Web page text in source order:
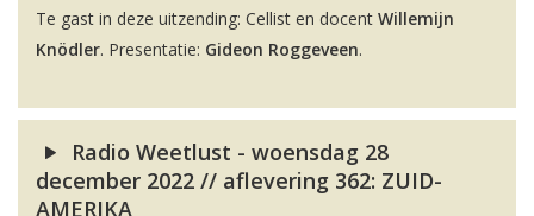
Te gast in deze uitzending: Cellist en docent Willemijn
Knödler. Presentatie: Gideon Roggeveen.
Radio Weetlust - woensdag 28
december 2022 // aflevering 362: ZUID-
AMERIKA